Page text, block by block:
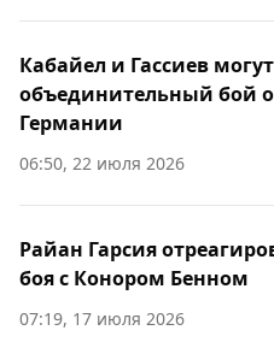
Кабайел и Гассиев
объединительный бой
Германии
06:50, 22 июля 2026
Райан Гарсия
боя с Конором Бенном
07:19, 17 июля 2026